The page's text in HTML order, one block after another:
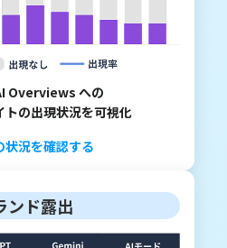
Overviews への
トの出現状況を可視化
状況を確認する
ンド露出